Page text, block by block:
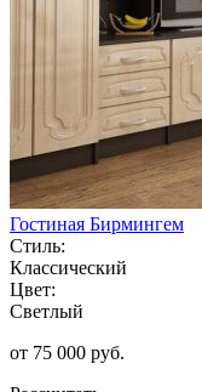
Гостиная Бирмингем
Стиль:
Классический
Цвет:
Светлый
от 75 000 руб.